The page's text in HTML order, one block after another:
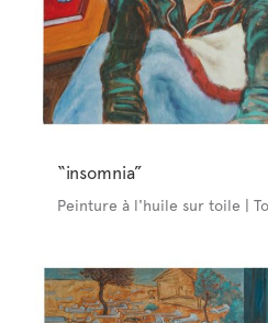
“insomnia”
Peinture à l'huile sur toile |